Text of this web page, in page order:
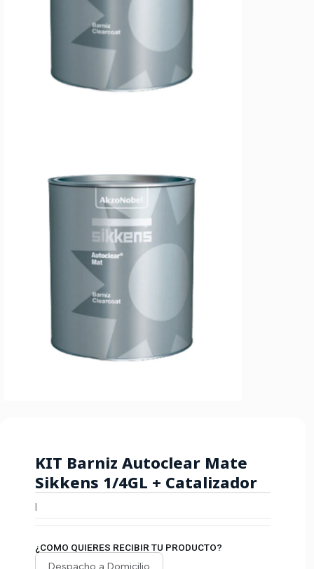
|
KIT Barniz Autoclear Mate
Sikkens 1/4GL + Catalizador
¿COMO QUIERES RECIBIR TU PRODUCTO?
Despacho a Domicilio